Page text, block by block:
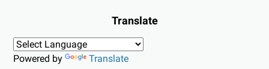
Translate
Powered by Translate